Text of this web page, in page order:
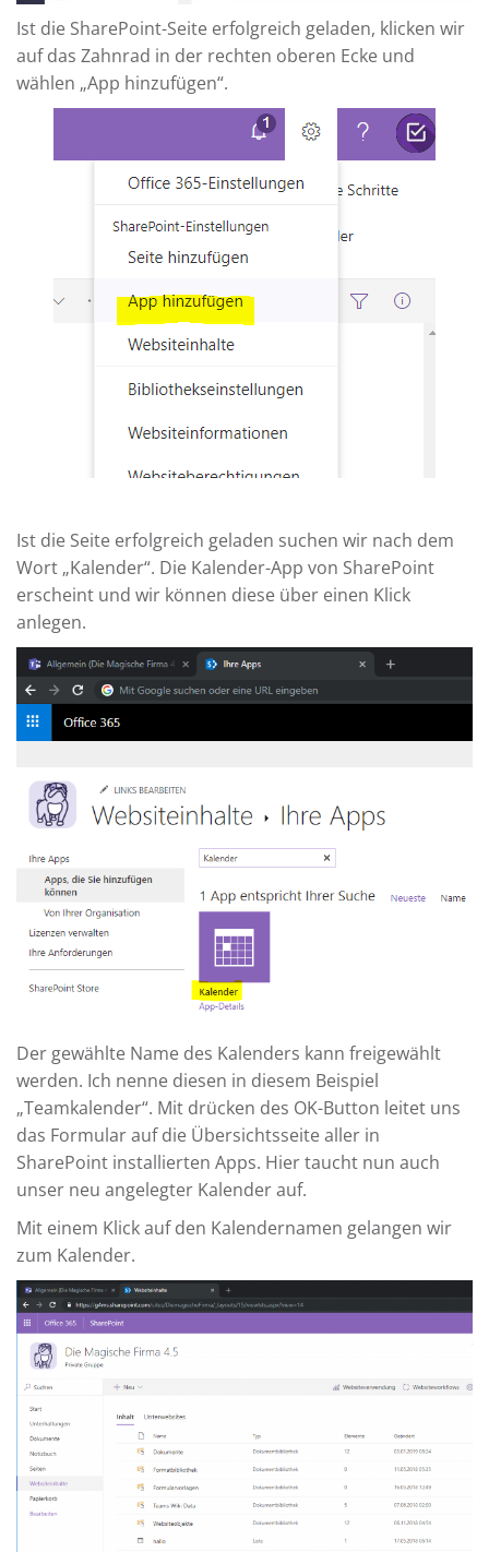
Ist die SharePoint-Seite erfolgreich geladen, klicken wir
auf das Zahnrad in der rechten oberen Ecke und
wählen „App hinzufügen“.
Ist die Seite erfolgreich geladen suchen wir nach dem
Wort „Kalender“. Die Kalender-App von SharePoint
erscheint und wir können diese über einen Klick
anlegen.
Der gewählte Name des Kalenders kann freigewählt
werden. Ich nenne diesen in diesem Beispiel
„Teamkalender“. Mit drücken des OK-Button leitet uns
das Formular auf die Übersichtsseite aller in
SharePoint installierten Apps. Hier taucht nun auch
unser neu angelegter Kalender auf.
Mit einem Klick auf den Kalendernamen gelangen wir
zum Kalender.